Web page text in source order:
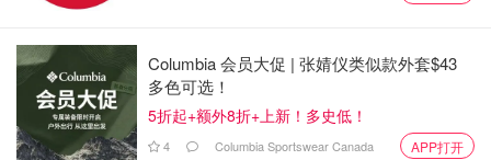
市府在给媒体的电邮声明中也特别提到：“我们必须尊重自
然环境，不要离开步道、不要攀爬树木、垃圾要带走。”
根据High Park樱花创始人Steve Joniak的说法，樱花树比
一般北美树种要“娇气”得多。一些常见但不当的动作，例如
摇树、拉枝、摘花、折枝，不仅影响他人赏花体验，还可能
Columbia 会员大促 | 张婧仪类似款外套$43
多色可选！
5折起+额外8折+上新！多史低！
4 Columbia Sportswear Canada APP打开